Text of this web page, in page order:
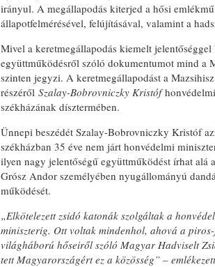
irányul. A megállapodás kiterjed a hősi
állapotfelmérésével, felújításával, valamint a
Mivel a keretmegállapodás kiemelt
együttműködésről szóló dokumentumot mind a
szinten jegyzi. A keretmegállapodást a
részéről Szalay-Bobrovniczky Kristóf
székházának dísztermében.
Ünnepi beszédét Szalay-Bobrovniczky Kristóf
székházban 35 éve nem járt honvédelmi
ilyen nagy jelentőségű együttműködést írhat alá
Grósz Andor személyében nyugállományú
működését.
„Elkötelezett zsidó katonák szolgáltak a
miniszterig. Ott voltak mindenhol, ahová a
világháború hőseiről szóló Magyar Hadviselt
tett Magyarországért ez a közösség” –